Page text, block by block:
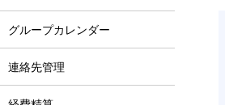
グループカレンダー
連絡先管理